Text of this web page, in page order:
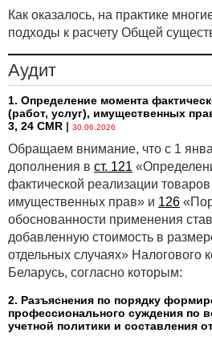
Как оказалось, на практике
подходы к расчету Общей
Аудит
1. Определение момента
(работ, услуг), имущественных
3, 24 CMR | 30.06.2026
Обращаем внимание, что с 1
дополнения в ст. 121
фактической реализации товаров
имущественных прав» и 126
обоснованности применения
добавленную стоимость в
отдельных случаях» Налогового
Беларусь, согласно которым:
2. Разъяснения по порядку
профессионального суждения по
учетной политики и составления